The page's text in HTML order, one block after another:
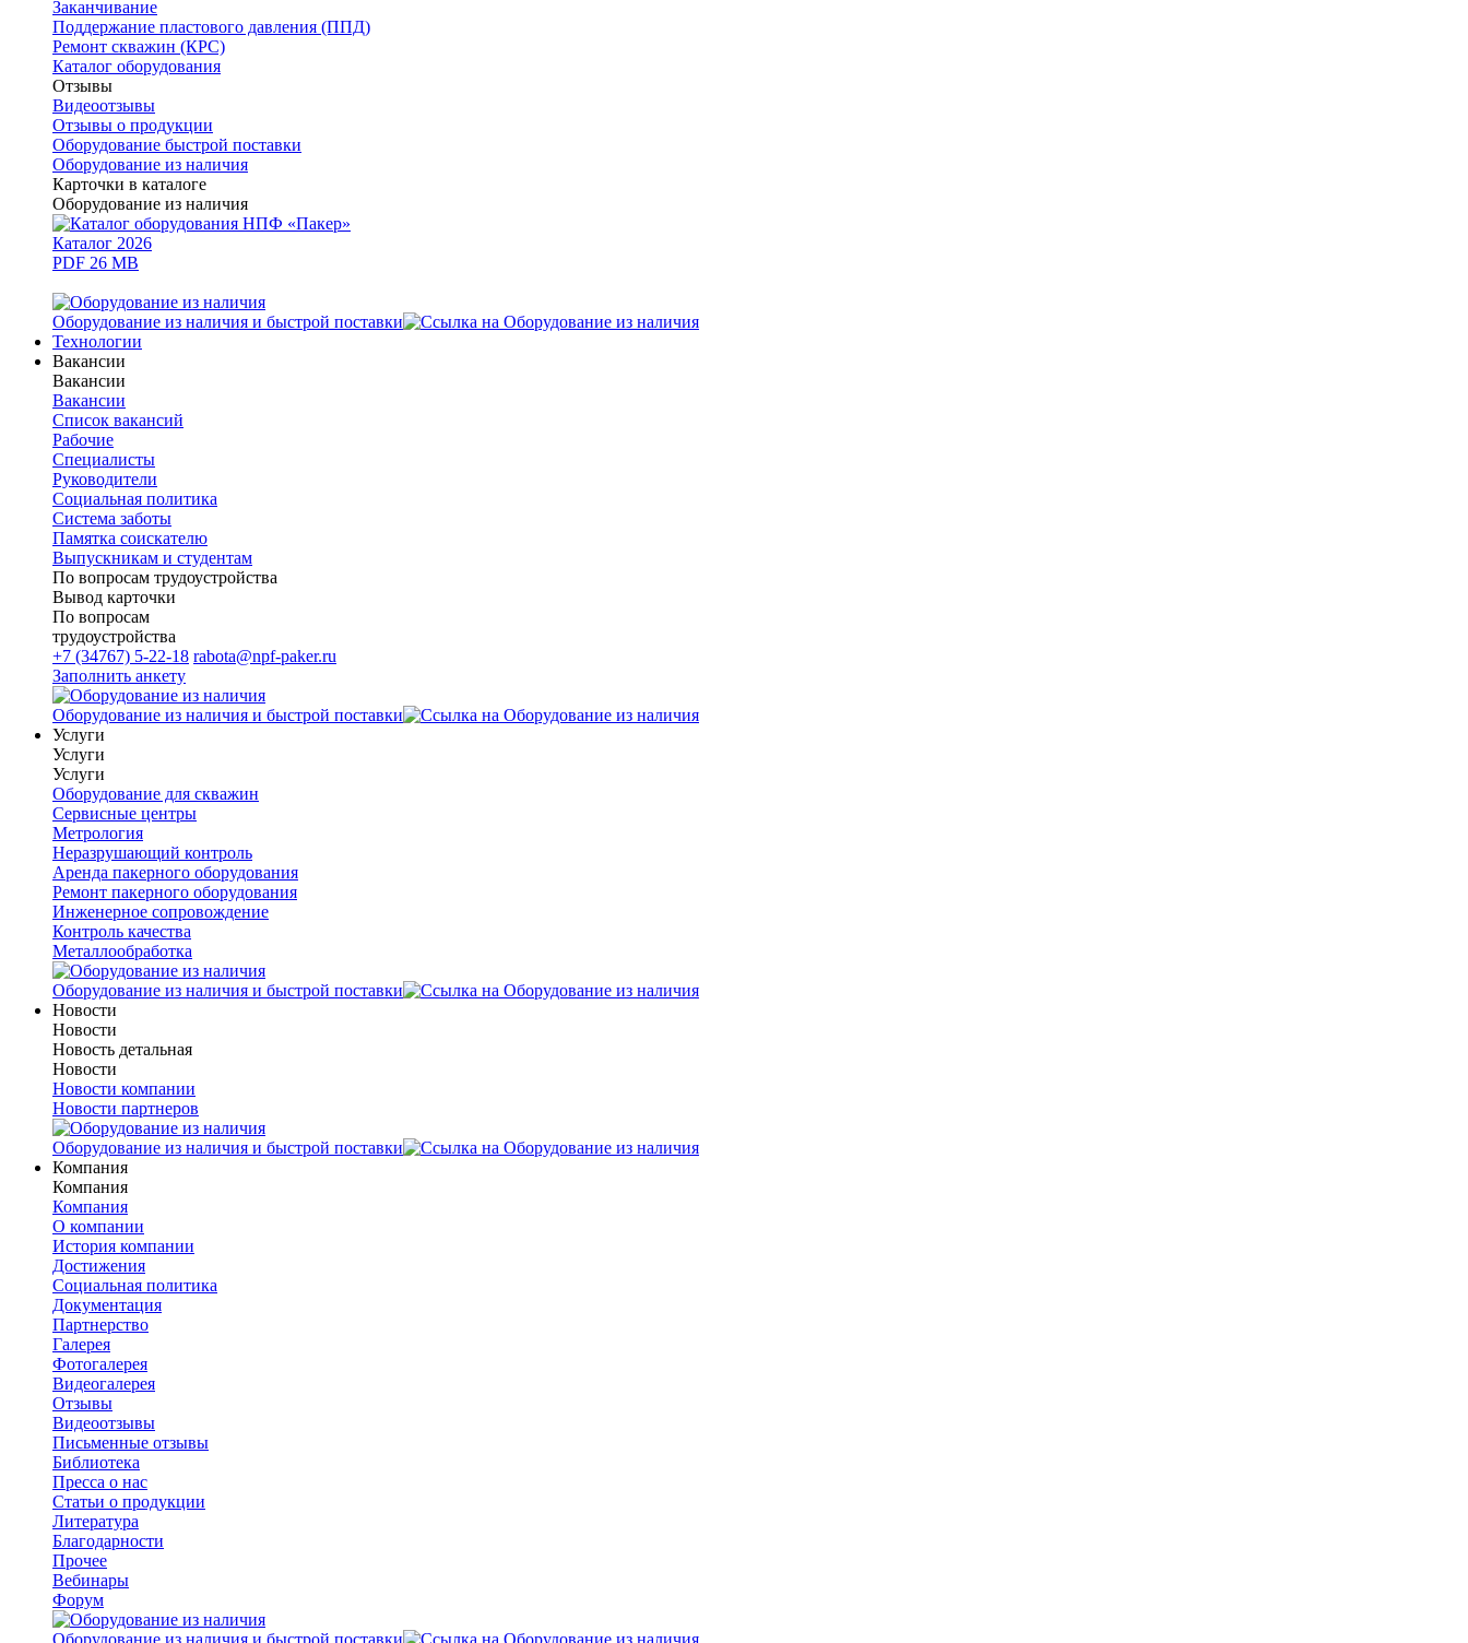
Заканчивание
Поддержание пластового давления (ППД)
Ремонт скважин (КРС)
Каталог оборудования
Отзывы
Видеоотзывы
Отзывы о продукции
Оборудование быстрой поставки
Оборудование из наличия
Карточки в каталоге
Оборудование из наличия
Каталог 2026
PDF 26 MB
Оборудование из наличия и быстрой поставки
Технологии
Вакансии
Вакансии
Вакансии
Список вакансий
Рабочие
Специалисты
Руководители
Cоциальная политика
Система заботы
Памятка соискателю
Выпускникам и студентам
По вопросам трудоустройства
Вывод карточки
По вопросам
трудоустройства
+7 (34767) 5-22-18 rabota@npf-paker.ru
Заполнить анкету
Оборудование из наличия и быстрой поставки
Услуги
Услуги
Услуги
Оборудование для скважин
Сервисные центры
Метрология
Неразрушающий контроль
Аренда пакерного оборудования
Ремонт пакерного оборудования
Инженерное сопровождение
Контроль качества
Металлообработка
Оборудование из наличия и быстрой поставки
Новости
Новости
Новость детальная
Новости
Новости компании
Новости партнеров
Оборудование из наличия и быстрой поставки
Компания
Компания
Компания
О компании
История компании
Достижения
Социальная политика
Документация
Партнерство
Галерея
Фотогалерея
Видеогалерея
Отзывы
Видеоотзывы
Письменные отзывы
Библиотека
Пресса о нас
Статьи о продукции
Литература
Благодарности
Прочее
Вебинары
Форум
Оборудование из наличия и быстрой поставки